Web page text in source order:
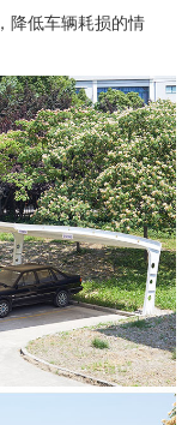
降低车辆耗损的情